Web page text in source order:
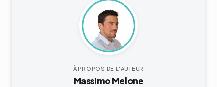
À PROPOS DE L'AUTEUR
Massimo Melone